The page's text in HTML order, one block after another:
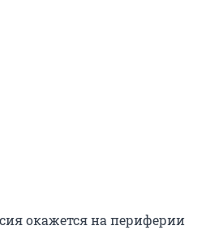
окажется на периферии